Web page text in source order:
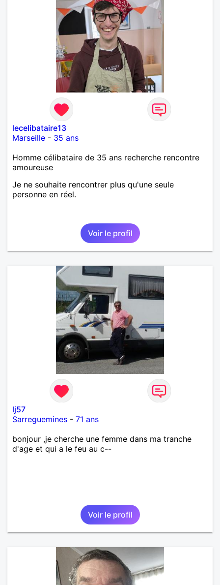
lecelibataire13
Marseille - 35 ans
Homme célibataire de 35 ans recherche rencontre
amoureuse
Je ne souhaite rencontrer plus qu'une seule
personne en réel.
Voir le profil
lj57
Sarreguemines - 71 ans
bonjour ,je cherche une femme dans ma tranche
d'age et qui a le feu au c--
Voir le profil